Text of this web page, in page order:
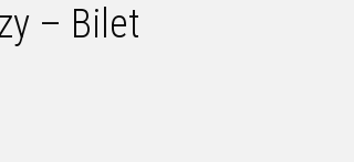
– Bilet